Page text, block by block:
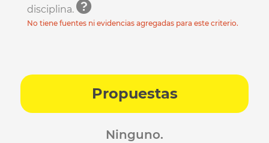
disciplina.
No tiene fuentes ni evidencias agregadas para este criterio.
Propuestas
Ninguno.